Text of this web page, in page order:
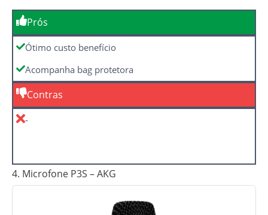
Prós
Ótimo custo benefício
Acompanha bag protetora
Contras
-
4. Microfone P3S – AKG